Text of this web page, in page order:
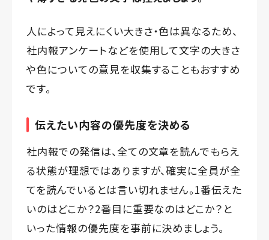
人によって見えにくい大きさ・色は異なるため、
社内報アンケートなどを使用して文字の大きさ
や色についての意見を収集することもおすすめ
です。
伝えたい内容の優先度を決める
社内報での発信は、全ての文章を読んでもらえ
る状態が理想ではありますが、確実に全員が全
てを読んでいるとは言い切れません。1番伝えた
いのはどこか？2番目に重要なのはどこか？と
いった情報の優先度を事前に決めましょう。